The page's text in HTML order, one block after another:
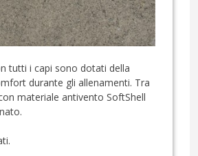
tutti i capi sono dotati della
durante gli allenamenti. Tra
materiale antivento SoftShell